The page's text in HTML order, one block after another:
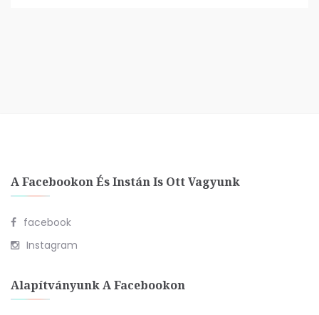
A Facebookon És Instán Is Ott Vagyunk
facebook
Instagram
Alapítványunk A Facebookon